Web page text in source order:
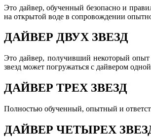
Это дайвер, обученный безопасно и
на открытой воде в сопровождении
ДАЙВЕР ДВУХ ЗВЕЗД
Это дайвер, получивший некоторый
звезд может погружаться с дайвером
ДАЙВЕР ТРЕХ ЗВЕЗД
Полностью обученный, опытный и
ДАЙВЕР ЧЕТЫРЕХ